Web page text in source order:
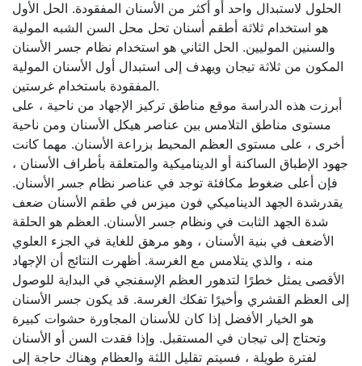
الحلول لاستبدال واحد أو أكثر من الأسنان المفقودة. الحل الأول
هو استخدام ثلاثة أطقم أسنان تحل محل السن الشبه المولية
والسنين الموليين. الحل الثاني هو استخدام نظام جسر الأسنان
المكون من ثلاثة تيجان ويهدف إلى استبدال أول الأسنان المولية
المفقودة باستخدام غرستين.
أبرزت هذه الدراسة موقع مناطق تركيز الإجهاد من ناحية ، على
مستوى مناطق التلامس بين عناصر هيكل الأسنان ومن ناحية
أخرى ، على مستوى العظم المحيط بزراعة الأسنان. مهما كانت
جهود الإطباق الساكنة أو الديناميكية والمتعلقة بأطراف الأسنان ،
فإن أعلى ضغوط مكافئة توجد في عناصر نظام جسر الأسنان.
يقدرشدة الجهد الديناميكي فون ميزس في طقم الأسنان ضعف
شدة الجهد الثابت في ونظام جسر الأسنان. العظم هو الحلقة
الأضعف في بنية الأسنان ، وهو مرهق للغاية في الجزء العلوي
منه ، والذي يتلامس مع الغرسة. أظهرت النتائج أن الإجهاد
الأقصى يمثل خطرًا لتدهور العظم الإسفنجي في البداية للوصول
إلى العظم القشري وأخيرًا تفكك الغرسة. قد يكون جسر الأسنان
هو الخيار الأفضل إذا كان للأسنان المجاورة حشوات كبيرة
وتحتاج إلى تيجان في المستقبل. وإذا فقدت السن أو الأسنان
لفترة طويلة ، فسيتم تقليل اللثة والعظام وهناك حاجة إلى